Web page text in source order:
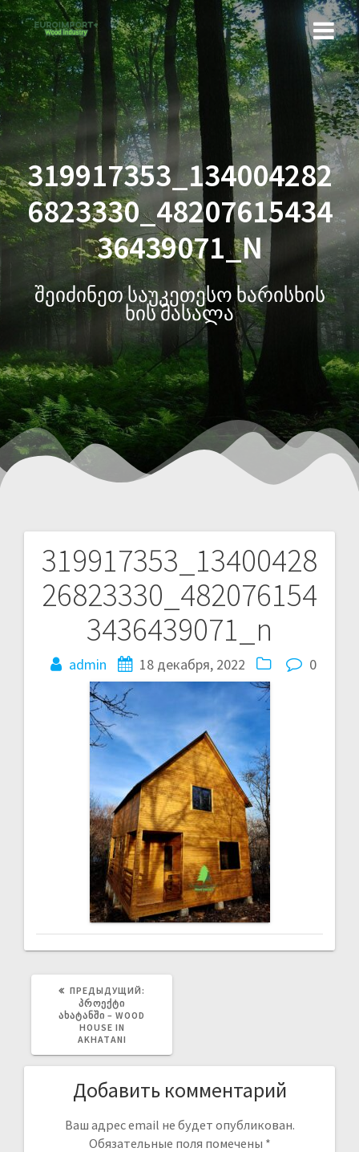
319917353_134004282
6823330_48207615434
36439071_N
შეიძინეთ საუკეთესო ხარისხის
ხის მასალა
319917353_13400428
26823330_482076154
3436439071_n
admin 18 декабря, 2022 0
ПРЕДЫДУЩИЙ:
ᲞᲠᲝᲔᲥᲢᲘ
ᲐᲮᲐᲢᲐᲜᲨᲘ – WOOD
HOUSE IN
AKHATANI
Добавить комментарий
Ваш адрес email не будет опубликован.
Обязательные поля помечены *